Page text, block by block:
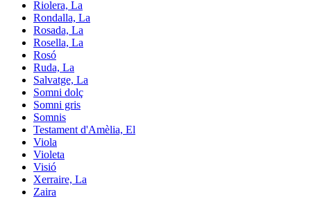
Riolera, La
Rondalla, La
Rosada, La
Rosella, La
Rosó
Ruda, La
Salvatge, La
Somni dolç
Somni gris
Somnis
Testament d'Amèlia, El
Viola
Violeta
Visió
Xerraire, La
Zaira